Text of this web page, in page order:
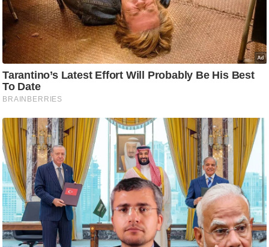
ण
स
म
सा
म
यि
क
मा
तृ
भू
मि
स्तं
भ
ए
म